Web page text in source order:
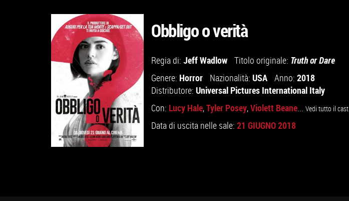
GUARDA IL TRAILER
VAI ALLA SCHEDA
Obbligo o verità
Regia di: Jeff Wadlow Titolo originale: Truth or Dare
Genere: Horror Nazionalità: USA Anno: 2018
Distributore: Universal Pictures International Italy
Con: Lucy Hale,Tyler Posey,Violett Beane... Vedi tutto il cast
Data di uscita nelle sale: 21 GIUGNO 2018